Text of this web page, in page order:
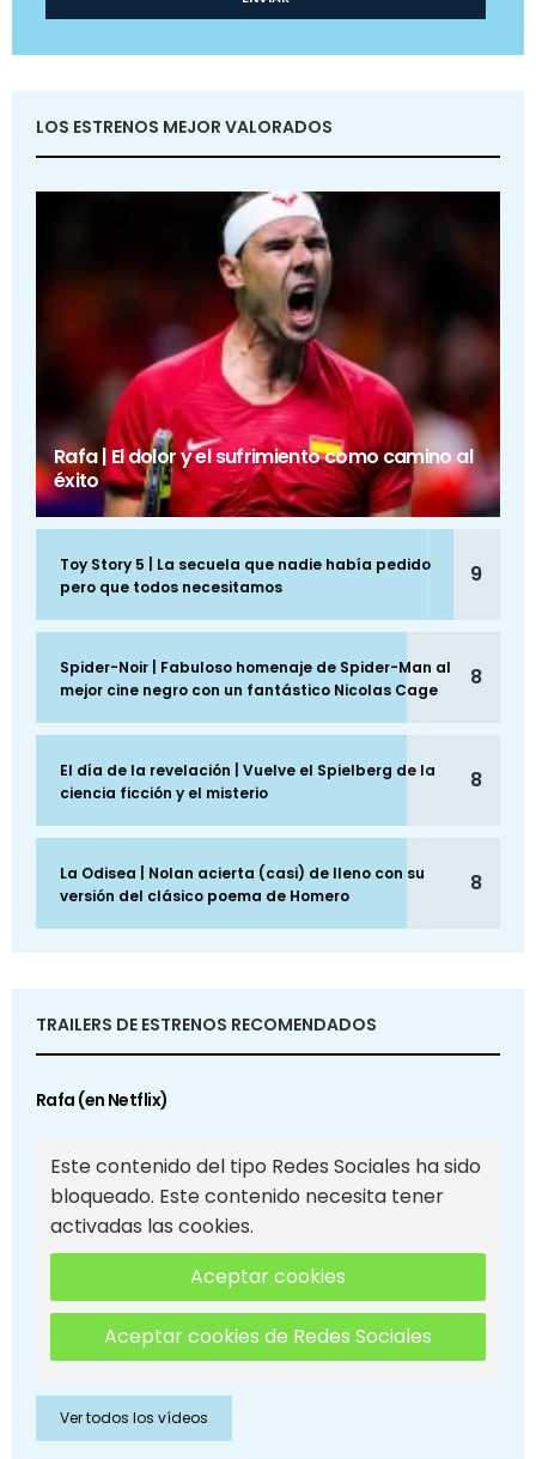
LOS ESTRENOS MEJOR VALORADOS
Rafa | El dolor y el sufrimiento como camino al
éxito
Toy Story 5 | La secuela que nadie había pedido
pero que todos necesitamos
9
Spider-Noir | Fabuloso homenaje de Spider-Man al
mejor cine negro con un fantástico Nicolas Cage
8
El día de la revelación | Vuelve el Spielberg de la
ciencia ficción y el misterio
8
La Odisea | Nolan acierta (casi) de lleno con su
versión del clásico poema de Homero
8
TRAILERS DE ESTRENOS RECOMENDADOS
Rafa (en Netflix)
Este contenido del tipo Redes Sociales ha sido
bloqueado. Este contenido necesita tener
activadas las cookies.
Aceptar cookies
Aceptar cookies de Redes Sociales
Ver todos los vídeos